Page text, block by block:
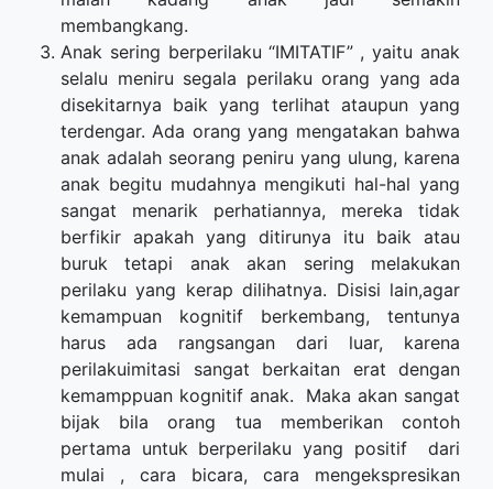
membangkang.
Anak sering berperilaku “IMITATIF” , yaitu anak
selalu meniru segala perilaku orang yang ada
disekitarnya baik yang terlihat ataupun yang
terdengar. Ada orang yang mengatakan bahwa
anak adalah seorang peniru yang ulung, karena
anak begitu mudahnya mengikuti hal-hal yang
sangat menarik perhatiannya, mereka tidak
berfikir apakah yang ditirunya itu baik atau
buruk tetapi anak akan sering melakukan
perilaku yang kerap dilihatnya. Disisi lain,agar
kemampuan kognitif berkembang, tentunya
harus ada rangsangan dari luar, karena
perilakuimitasi sangat berkaitan erat dengan
kemamppuan kognitif anak. Maka akan sangat
bijak bila orang tua memberikan contoh
pertama untuk berperilaku yang positif dari
mulai , cara bicara, cara mengekspresikan